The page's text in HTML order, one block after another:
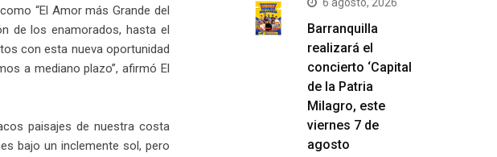
“El Amor más Grande del
de los enamorados, hasta el
con esta nueva oportunidad
a mediano plazo”, afirmó El
paisajes de nuestra costa
bajo un inclemente sol, pero
Barranquilla
realizará el
concierto ‘Capital
de la Patria
Milagro, este
viernes 7 de
agosto